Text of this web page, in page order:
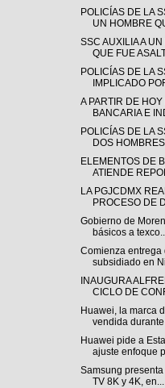
POLICÍAS DE LA
UN HOMBRE
SSC AUXILIA A
QUE FUE
POLICÍAS DE LA
IMPLICADO
A PARTIR DE HOY
BANCARIA E
POLICÍAS DE LA
DOS
ELEMENTOS DE
ATIENDE
LA PGJCDMX
PROCESO DE
Gobierno de
básicos a
Comienza entrega
subsidiado en
INAUGURA
CICLO DE
Huawei, la marca
vendida
Huawei pide a
ajuste enfoque
Samsung
TV 8K y 4K, en...